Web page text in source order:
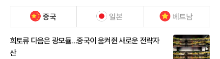
중국 일본 베트남
희토류 다음은 광모듈…중국이 움켜쥔 새로운 전략자
산